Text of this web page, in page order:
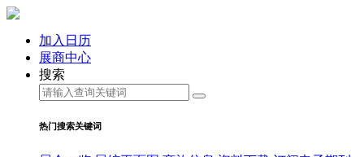
加入日历
展商中心
搜索
热门搜索关键词